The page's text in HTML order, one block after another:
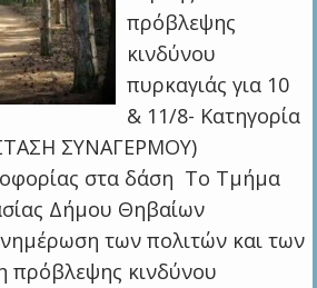
πρόβλεψης
κινδύνου
πυρκαγιάς για 10
& 11/8- Κατηγορία
ΣΥΝΑΓΕΡΜΟΥ)
στα δάση Το Τμήμα
Δήμου Θηβαίων
των πολιτών και των
πρόβλεψης κινδύνου